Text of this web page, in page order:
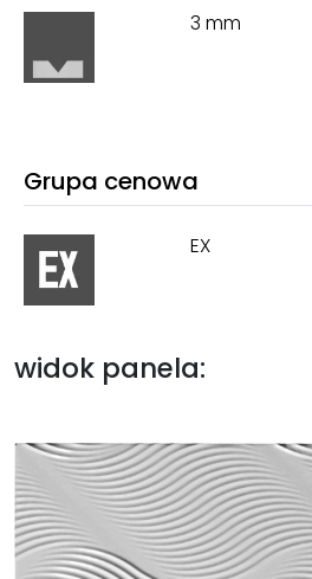
3 mm
Grupa cenowa
EX
widok panela: